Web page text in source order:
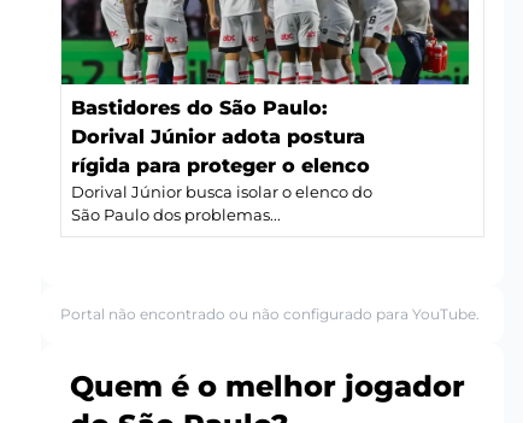
Bastidores do São Paulo:
Dorival Júnior adota postura
rígida para proteger o elenco
Dorival Júnior busca isolar o elenco do
São Paulo dos problemas...
Portal não encontrado ou não configurado para YouTube.
Quem é o melhor jogador